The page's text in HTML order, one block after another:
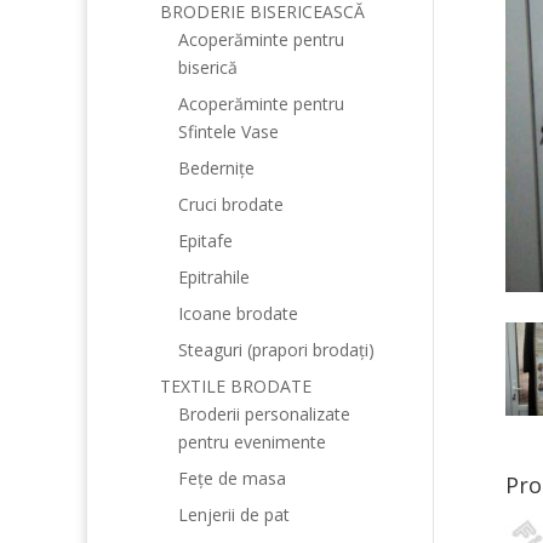
BRODERIE BISERICEASCĂ
Acoperăminte pentru
biserică
Acoperăminte pentru
Sfintele Vase
Bedernițe
Cruci brodate
Epitafe
Epitrahile
Icoane brodate
Steaguri (prapori brodați)
TEXTILE BRODATE
Broderii personalizate
pentru evenimente
Fețe de masa
Lenjerii de pat